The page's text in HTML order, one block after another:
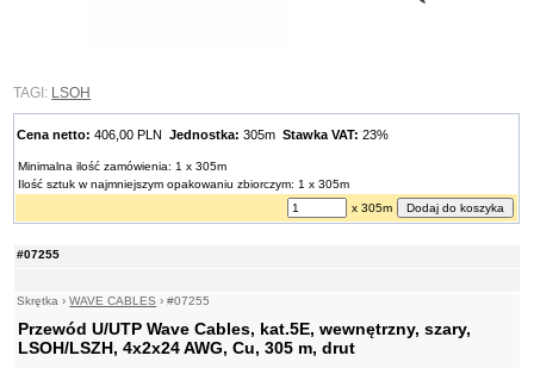
#07255
Skrętka ›WAVE CABLES ›#07255
Przewód U/UTP Wave Cables, kat.5E, wewnętrzny, szary,
LSOH/LSZH, 4x2x24 AWG, Cu, 305 m, drut
TAGI: LSOH
Cena netto: 406,00 PLNJednostka: 305mStawka VAT: 23%
Minimalna ilość zamówienia: 1 x 305m
Ilość sztuk w najmniejszym opakowaniu zbiorczym: 1 x 305m
x 305m